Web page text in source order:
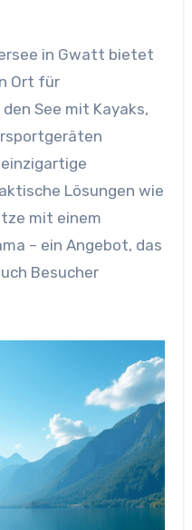
in Gwatt bietet
Ort für
See mit Kayaks,
Lösungen wie
mit einem
– ein Angebot, das
Besucher